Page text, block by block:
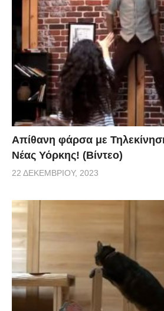
Απίθανη φάρσα με
Νέας Υόρκης! (Βίντεο)
22 ΔΕΚΕΜΒΡΊΟΥ, 2023